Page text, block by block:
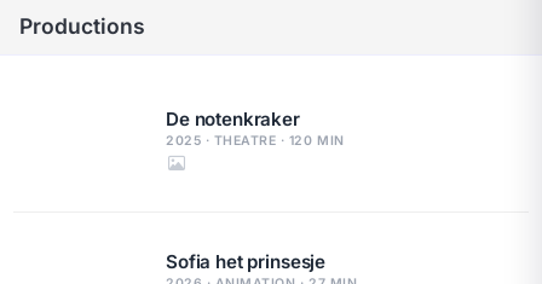
Productions
De notenkraker
2025 · THEATRE · 120 MIN
Sofia het prinsesje